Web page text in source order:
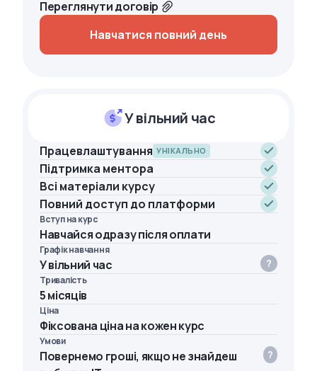
Переглянути договір
Навчатися повний день
У вільний час
Працевлаштування УНІКАЛЬНО
Підтримка ментора
Всі матеріали курсу
Повний доступ до платформи
Вступ на курс
Навчайся одразу після оплати
Графік навчання
У вільний час
Тривалість
5 місяців
Ціна
Фіксована ціна на кожен курс
Умови
Повернемо гроші, якщо не знайдеш